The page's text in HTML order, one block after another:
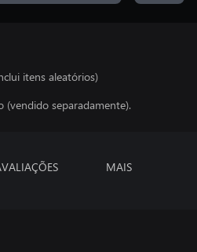
itens aleatórios)
separadamente).
MAIS